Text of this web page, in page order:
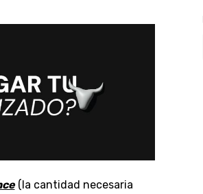
(la cantidad necesaria